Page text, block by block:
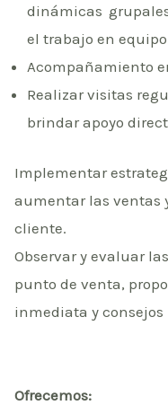
dinámicas
el trabajo en
Acompañamiento
Realizar visitas
brindar apoyo
Implementar
aumentar las ventas
cliente.
Observar y evaluar
punto de venta,
inmediata y consejos
Ofrecemos: